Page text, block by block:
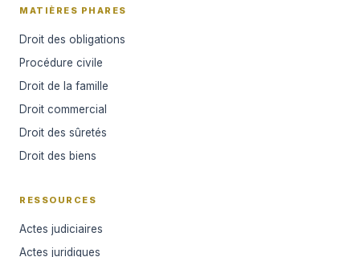
MATIÈRES PHARES
Droit des obligations
Procédure civile
Droit de la famille
Droit commercial
Droit des sûretés
Droit des biens
RESSOURCES
Actes judiciaires
Actes juridiques